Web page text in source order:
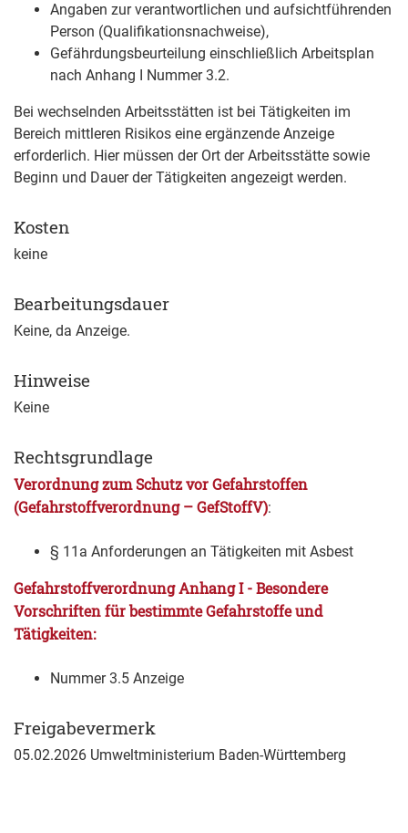
Angaben zur verantwortlichen und aufsichtführenden
Person (Qualifikationsnachweise),
Gefährdungsbeurteilung einschließlich Arbeitsplan
nach Anhang I Nummer 3.2.
Bei wechselnden Arbeitsstätten ist bei Tätigkeiten im
Bereich mittleren Risikos eine ergänzende Anzeige
erforderlich. Hier müssen der Ort der Arbeitsstätte sowie
Beginn und Dauer der Tätigkeiten angezeigt werden.
Kosten
keine
Bearbeitungsdauer
Keine, da Anzeige.
Hinweise
Keine
Rechtsgrundlage
Verordnung zum Schutz vor Gefahrstoffen
(Gefahrstoffverordnung – GefStoffV):
§ 11a Anforderungen an Tätigkeiten mit Asbest
Gefahrstoffverordnung Anhang I - Besondere
Vorschriften für bestimmte Gefahrstoffe und
Tätigkeiten:
Nummer 3.5 Anzeige
Freigabevermerk
05.02.2026 Umweltministerium Baden-Württemberg